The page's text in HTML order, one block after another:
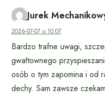
Jurek
2026-07-07 o 10:07
Bardzo trafne uwagi,
gwałtownego
osób o tym zapomina i od
dechy. Sam zawsze